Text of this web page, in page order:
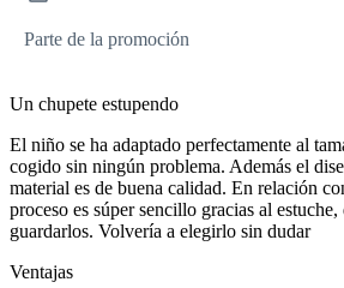
Parte de la promoción
Un chupete estupendo
El niño se ha adaptado perfectamente al
cogido sin ningún problema. Además el
material es de buena calidad. En relación
proceso es súper sencillo gracias al
guardarlos. Volvería a elegirlo sin dudar
Ventajas